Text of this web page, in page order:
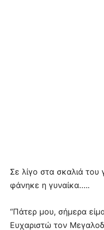
Σε λίγο στα σκαλιά του
φάνηκε η γυναίκα…..
“Πάτερ μου, σήμερα
Ευχαριστώ τον